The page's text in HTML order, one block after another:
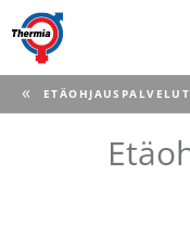
CURRENT:
ETÄOHJAUSPALVELUT